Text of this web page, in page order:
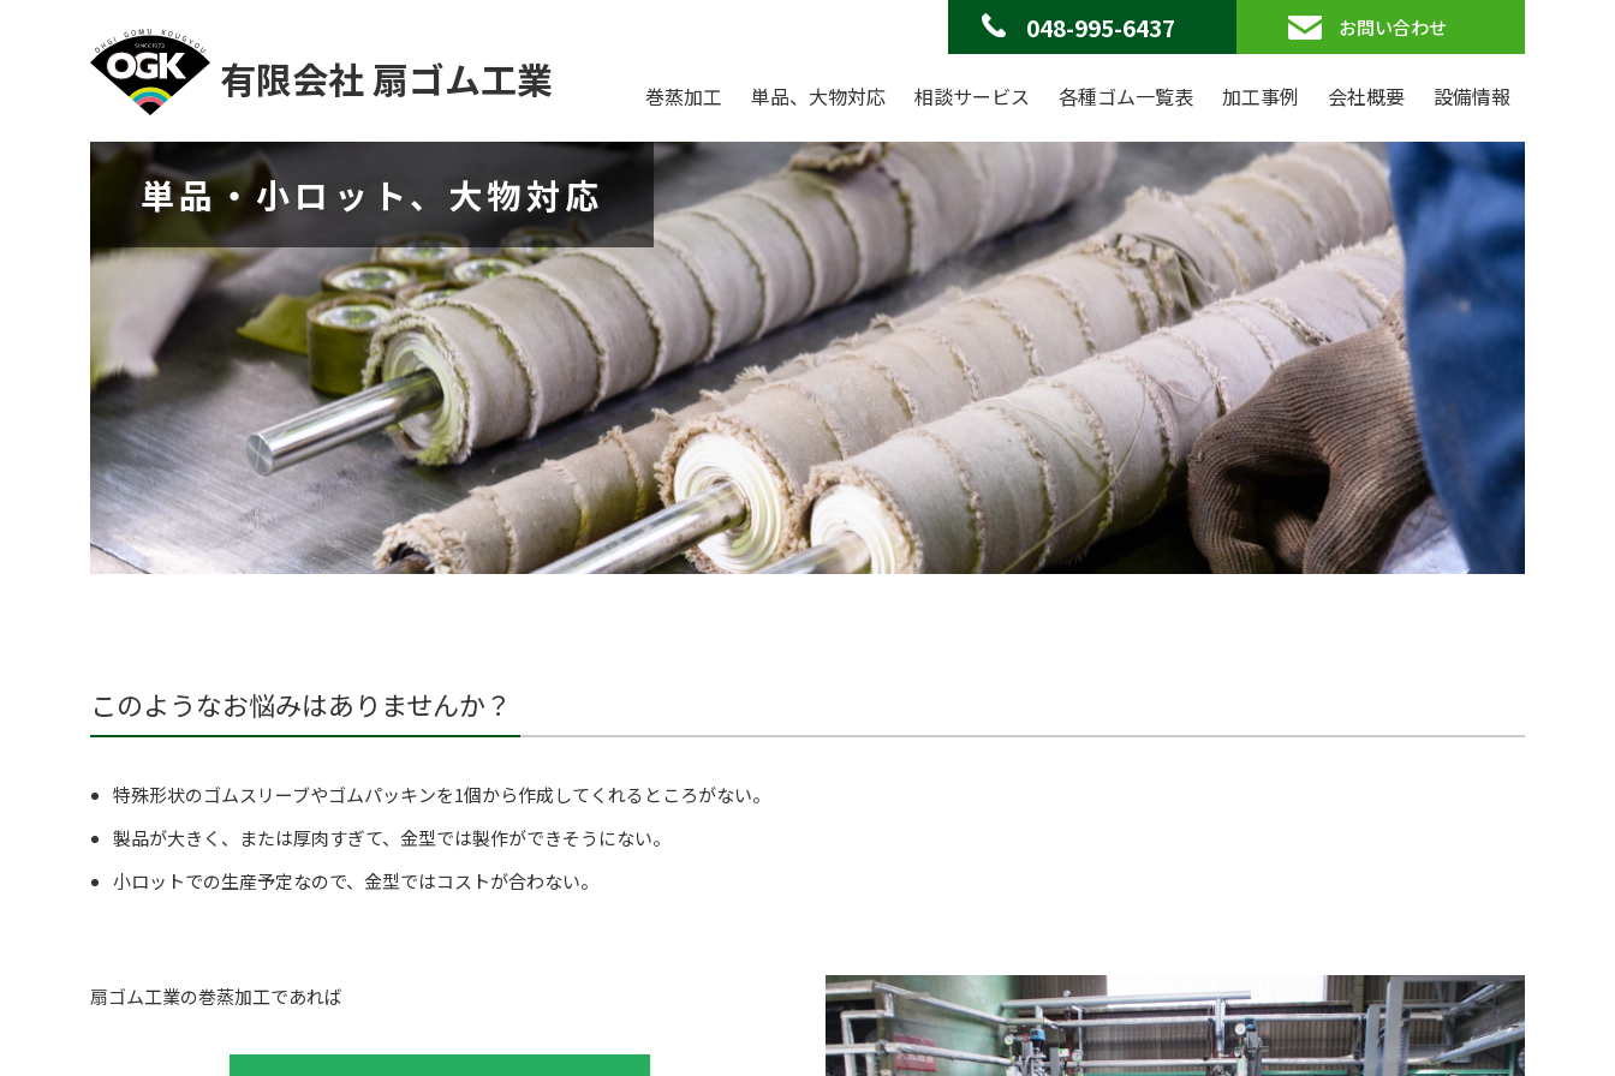
有限会社 扇ゴム工業
048-995-6437 お問い合わせ
巻蒸加工 単品、大物対応 相談サービス 各種ゴム一覧表 加工事例 会社概要 設備情報
単品・小ロット、大物対応
このようなお悩みはありませんか？
特殊形状のゴムスリーブやゴムパッキンを1個から作成してくれるところがない。
製品が大きく、または厚肉すぎて、金型では製作ができそうにない。
小ロットでの生産予定なので、金型ではコストが合わない。
扇ゴム工業の巻蒸加工であれば